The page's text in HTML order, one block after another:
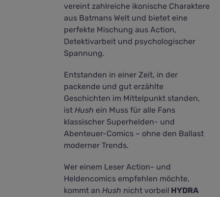
vereint zahlreiche ikonische Charaktere
aus Batmans Welt und bietet eine
perfekte Mischung aus Action,
Detektivarbeit und psychologischer
Spannung.
Entstanden in einer Zeit, in der
packende und gut erzählte
Geschichten im Mittelpunkt standen,
istHush ein Muss für alle Fans
klassischer Superhelden- und
Abenteuer-Comics – ohne den Ballast
moderner Trends.
Wer einem Leser Action- und
Heldencomics empfehlen möchte,
kommt anHush nicht vorbei! HYDRA